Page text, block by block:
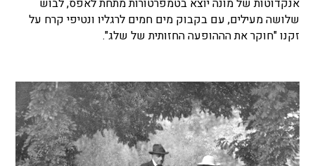
אנקדוטות של מונה יוצא בטמפרטורות מתחת לאפס, לבוש
שלושה מעילים, עם בקבוק מים חמים לרגליו ונטיפי קרח על
זקנו "חוקר את הההופעה החזותית של שלג".